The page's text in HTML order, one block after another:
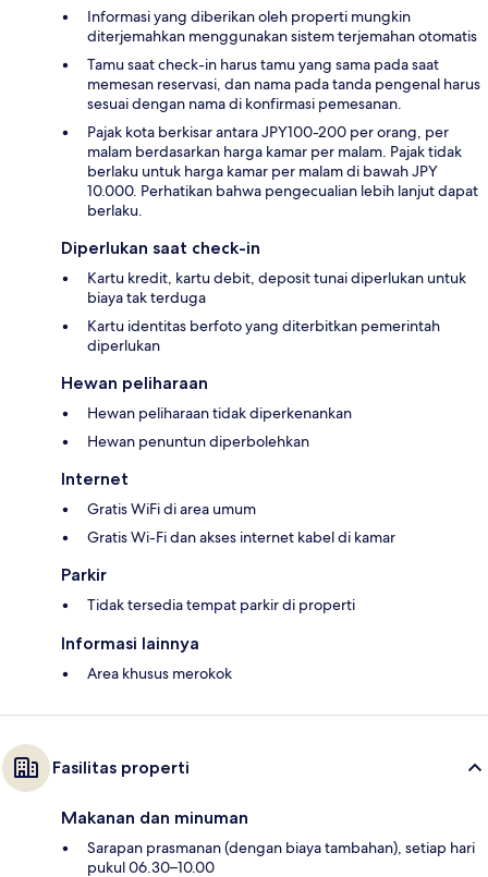
Informasi yang diberikan oleh properti mungkin
diterjemahkan menggunakan sistem terjemahan otomatis
Tamu saat check-in harus tamu yang sama pada saat
memesan reservasi, dan nama pada tanda pengenal harus
sesuai dengan nama di konfirmasi pemesanan.
Pajak kota berkisar antara JPY100-200 per orang, per
malam berdasarkan harga kamar per malam. Pajak tidak
berlaku untuk harga kamar per malam di bawah JPY
10.000. Perhatikan bahwa pengecualian lebih lanjut dapat
berlaku.
Diperlukan saat check-in
Kartu kredit, kartu debit, deposit tunai diperlukan untuk
biaya tak terduga
Kartu identitas berfoto yang diterbitkan pemerintah
diperlukan
Hewan peliharaan
Hewan peliharaan tidak diperkenankan
Hewan penuntun diperbolehkan
Internet
Gratis WiFi di area umum
Gratis Wi-Fi dan akses internet kabel di kamar
Parkir
Tidak tersedia tempat parkir di properti
Informasi lainnya
Area khusus merokok
Fasilitas properti
Makanan dan minuman
Sarapan prasmanan (dengan biaya tambahan), setiap hari
pukul 06.30–10.00